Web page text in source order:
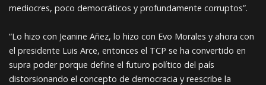
mediocres, poco democráticos y profundamente corruptos”.
“Lo hizo con Jeanine Añez, lo hizo con Evo Morales y ahora con
el presidente Luis Arce, entonces el TCP se ha convertido en
supra poder porque define el futuro político del país
distorsionando el concepto de democracia y reescribe la